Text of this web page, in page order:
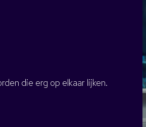
die erg op elkaar lijken.